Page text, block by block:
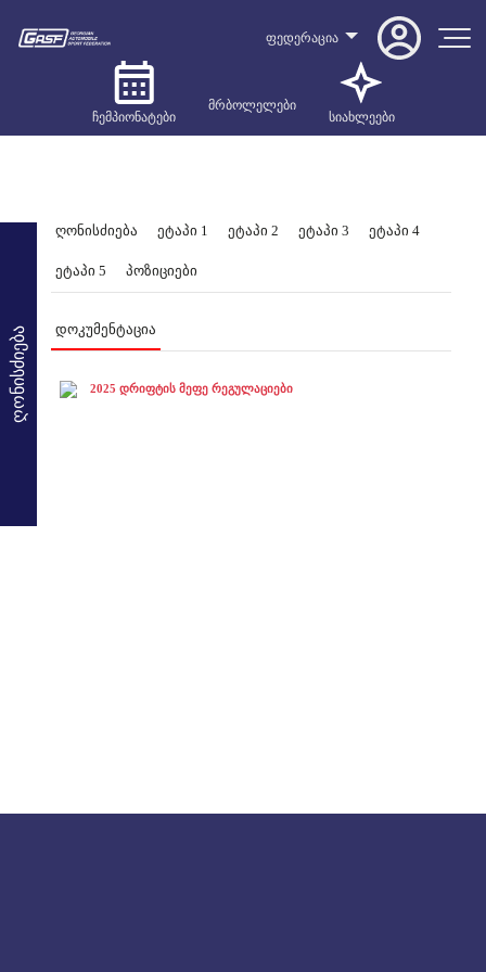
ფედერაცია
ჩემპიონატები
მრბოლელები
სიახლეები
ღონისძიება
ღონისძიება ეტაპი 1 ეტაპი 2 ეტაპი 3 ეტაპი 4
ეტაპი 5 პოზიციები
დოკუმენტაცია
2025 დრიფტის მეფე რეგულაციები